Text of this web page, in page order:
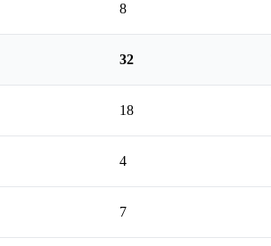
8
32
18
4
7